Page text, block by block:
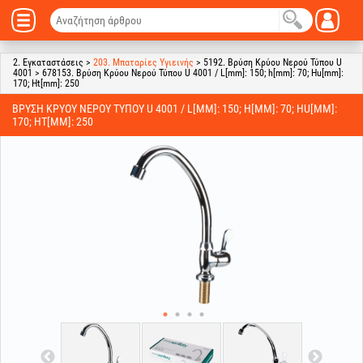
2. Εγκαταστάσεις > 203. Μπαταρίες Υγιεινής > 5192. Βρύση Κρύου Νερού Τύπου U
4001 > 678153. Βρύση Κρύου Νερού Τύπου U 4001 / L[mm]: 150; h[mm]: 70; Hu[mm]:
170; Ht[mm]: 250
ΒΡΎΣΗ ΚΡΎΟΥ ΝΕΡΟΎ ΤΎΠΟΥ U 4001 / L[MM]: 150; H[MM]: 70; HU[MM]:
170; HT[MM]: 250